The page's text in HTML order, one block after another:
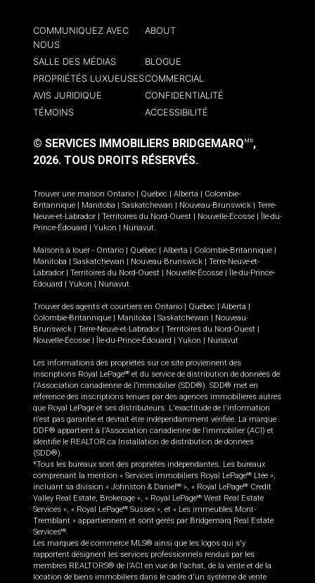
COMMUNIQUEZ AVEC
NOUS
ABOUT
SALLE DES MÉDIAS
BLOGUE
PROPRIÉTÉS LUXUEUSESCOMMERCIAL
AVIS JURIDIQUE
CONFIDENTIALITÉ
TÉMOINS
ACCESSIBILITÉ
© SERVICES IMMOBILIERS BRIDGEMARQ MD,
2026. TOUS DROITS RÉSERVÉS.
Trouver une maison Ontario Québec Alberta
Colombie-
Britannique
Manitoba Saskatchewan Nouveau-Brunswick
Terre-
Neuve-et-Labrador
Territoires du Nord-Ouest Nouvelle-Écosse
Île-du-
Prince-Édouard
Yukon Nunavut.
Maisons à louer - Ontario Québec Alberta Colombie-Britannique
Manitoba
Saskatchewan Nouveau-Brunswick
Terre-Neuve-et-
Labrador
Territoires du Nord-Ouest Nouvelle-Écosse
Île-du-Prince-
Édouard
Yukon Nunavut.
Trouver des agents et courtiers en Ontario Québec Alberta
Colombie-Britannique
Manitoba Saskatchewan
Nouveau-
Brunswick
Terre-Neuve-et-Labrador Territoires du Nord-Ouest
Nouvelle-Écosse
Île-du-Prince-Édouard Yukon Nunavut
Les informations des propriétés sur ce site proviennent des
inscriptions Royal LePageMD et du service de distribution de données de
l'Association canadienne de l’immobilier (SDD®). SDD® met en
référence des inscriptions tenues par des agences immobilières autres
que Royal LePage et ses distributeurs. L'exactitude de l'information
n'est pas garantie et devrait être indépendamment vérifiée. La marque
DDF® appartient à l'Association canadienne de l’immobilier (ACI) et
identifie le REALTOR.ca Installation de distribution de données
(SDD®).
*Tous les bureaux sont des propriétés indépendantes. Les bureaux
comprenant la mention « Services immobiliers Royal LePageMD
Ltée »,
incluant sa division « Johnston & Daniel MD », « Royal LePageMD
Credit
Valley Real Estate, Brokerage », « Royal LePageMD West Real Estate
Services », « Royal LePageMD Sussex », et « Les immeubles Mont-
Tremblant » appartiennent et sont gérés par Bridgemarq Real Estate
ServicesMD.
Les marques de commerce MLS® ainsi que les logos qui s'y
rapportent désignent les services professionnels rendus par les
membres REALTORS® de l'ACI en vue de l'achat, de la vente et de la
location de biens immobiliers dans le cadre d'un système de vente